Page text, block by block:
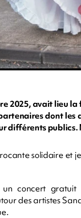
2025, avait lieu
dont
différents
solidaire et
un concert
des artistes